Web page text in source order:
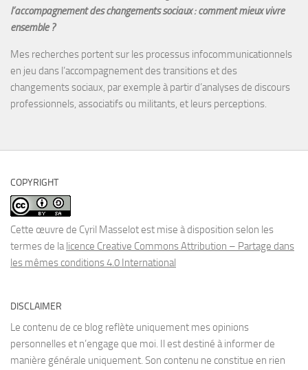
l’accompagnement des changements sociaux : comment mieux vivre
ensemble ?
Mes recherches portent sur les processus infocommunicationnels
en jeu dans l’accompagnement des transitions et des
changements sociaux, par exemple à partir d’analyses de discours
professionnels, associatifs ou militants, et leurs perceptions.
COPYRIGHT
Cette œuvre de Cyril Masselot est mise à disposition selon les
termes de lalicence Creative Commons Attribution – Partage dans
les mêmes conditions 4.0 International
DISCLAIMER
Le contenu de ce blog reflète uniquement mes opinions
personnelles et n’engage que moi. Il est destiné à informer de
manière générale uniquement. Son contenu ne constitue en rien